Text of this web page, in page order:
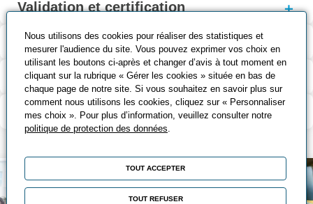
Validation et certification
Outils pédagogiques
Contenu de la formation
Modalité d’évaluation
Nous utilisons des cookies pour réaliser des statistiques et
mesurer l'audience du site. Vous pouvez exprimer vos choix en
utilisant les boutons ci-après et changer d’avis à tout moment en
cliquant sur la rubrique « Gérer les cookies » située en bas de
chaque page de notre site. Si vous souhaitez en savoir plus sur
comment nous utilisons les cookies, cliquez sur « Personnaliser
mes choix ». Pour plus d’information, veuillez consulter notre
politique de protection des données
TOUT ACCEPTER
TOUT REFUSER